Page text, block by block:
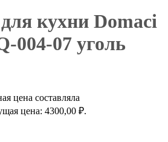
кухни Domaci
004-07 уголь
цена составляла
цена: 4300,00 ₽.